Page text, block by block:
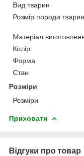
Вид тварин
Розмір породи тварин
Матеріал
Колір
Форма
Стан
Розміри
Розміри
Приховати
Відгуки про товар